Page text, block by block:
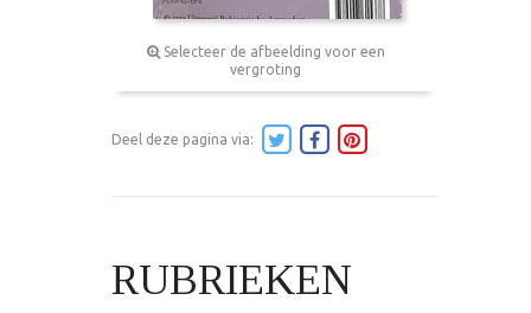
Selecteer de afbeelding voor een
vergroting
Deel deze pagina via:
RUBRIEKEN